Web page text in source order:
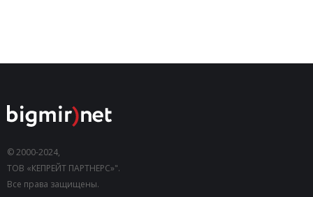
© 2000-2024,
ТОВ «КЕПРЕЙТ ПАРТНЕРС»".
Все права защищены.